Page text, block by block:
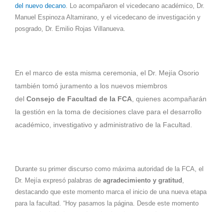
del nuevo decano. Lo acompañaron el vicedecano académico, Dr.
Manuel Espinoza Altamirano, y el vicedecano de investigación y
posgrado, Dr. Emilio Rojas Villanueva.
En el marco de esta misma ceremonia, el Dr. Mejía Osorio
también tomó juramento a los nuevos miembros
del Consejo de Facultad de la FCA, quienes acompañarán
la gestión en la toma de decisiones clave para el desarrollo
académico, investigativo y administrativo de la Facultad.
Durante su primer discurso como máxima autoridad de la FCA, el
Dr. Mejía expresó palabras de agradecimiento y gratitud
destacando que este momento marca el inicio de una nueva etapa
para la facultad. “Hoy pasamos la página. Desde este momento